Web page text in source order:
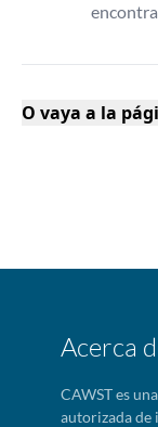
O vaya a la
Acerca
CAWST es
autorizada de